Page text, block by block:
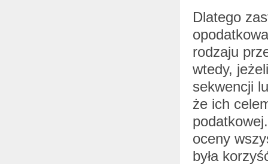
Dlatego
rodzaju
wtedy,
sekwencji
że ich
oceny
była